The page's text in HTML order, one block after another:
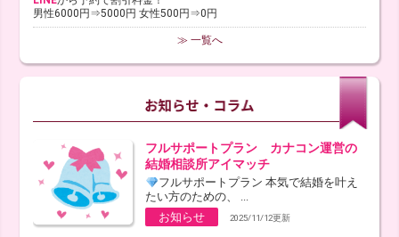
男性6000円⇒5000円 女性500円⇒0円
≫ 一覧へ
フルサポートプラン カナコン運営の
結婚相談所アイマッチ
フルサポートプラン 本気で結婚を叶え
たい方のための、 ...
お知らせ
2025/11/12更新